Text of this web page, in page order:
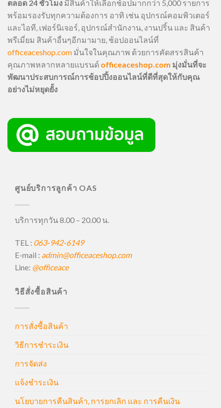
ตลอด 24 ชั่วโมง มีสินค้าให้เลือกช้อปมากกว่า 5,000 รายการ
พร้อมรองรับทุกความต้องการ อาทิ เช่น อุปกรณ์คอมพิวเตอร์
และไอที, เฟอร์นิเจอร์, อุปกรณ์สำนักงาน, งานปริ้น และ สินค้า
พรีเมี่ยม สินค้าอื่นๆอีกมามาย, ช้อปออนไลน์ที่
officeaceshop.com มั่นใจในคุณภาพ ด้วยการคัดสรรสินค้า
คุณภาพหลากหลายแบรนด์ officeaceshop.com มุ่งมั่นที่จะ
พัฒนาประสบการณ์การช้อปปิ้งออนไลน์ที่ดีที่สุดให้กับคุณ
อย่างไม่หยุดยั้ง
ศูนย์บริการลูกค้า OAS
บริการทุกวัน 8.00 – 20.00 น.
TEL : 063-942-6149
E-mail : admin@officeaceshop.com
Line: @officeace
วิธีสั่งซื้อสินค้า
การสั่งซื้อสินค้า
วิธีการชำระเงิน
การจัดส่ง
แจ้งชำระเงิน
นโยบายการคืนสินค้า, การยกเลิก และ การคืนเงิน